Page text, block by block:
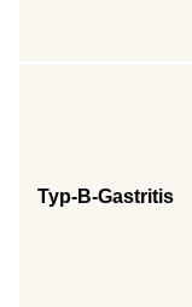
Typ-B-Gastritis